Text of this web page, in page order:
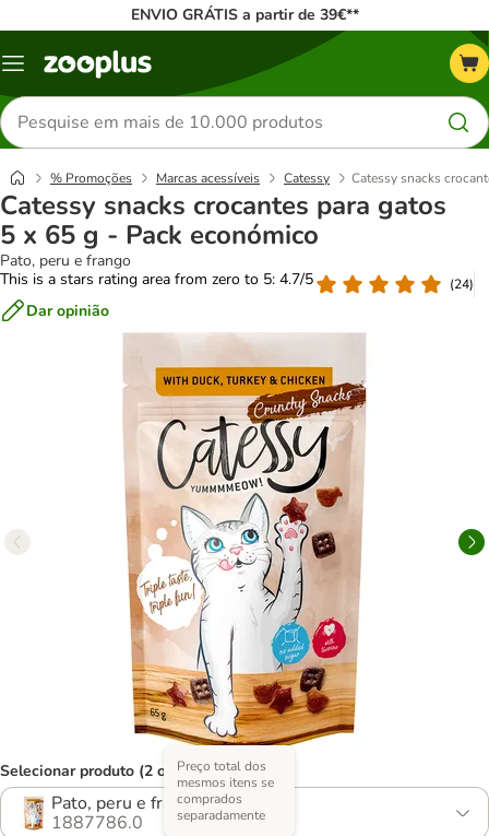
ENVIO GRÁTIS a partir de 39€**
Menu
Pesquisar
produtos
% Promoções Marcas acessíveis Catessy Catessy snacks
Catessy snacks crocantes para gatos
5 x 65 g - Pack económico
Pato, peru e frango
This is a stars rating area from zero to 5: 4.7/5
(24)
Dar opinião
Selecionar produto (2 opções)
Pato, peru e frango
1887786.0
Preço total dos
mesmos itens se
comprados
separadamente